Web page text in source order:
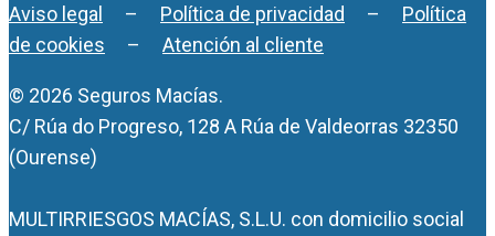
Aviso legal – Política de privacidad – Política
de cookies – Atención al cliente
© 2026 Seguros Macías.
C/ Rúa do Progreso, 128 A Rúa de Valdeorras 32350
(Ourense)
MULTIRRIESGOS MACÍAS, S.L.U. con domicilio social